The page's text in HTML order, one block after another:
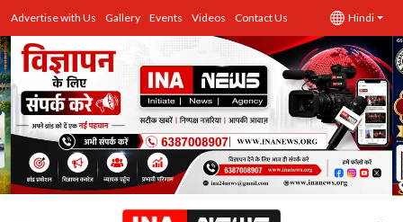
Advertise with Us Gallery Events Videos Contact Us Hindi
उत्तर प्रदेश
Advertise with Us
Events
राज्य